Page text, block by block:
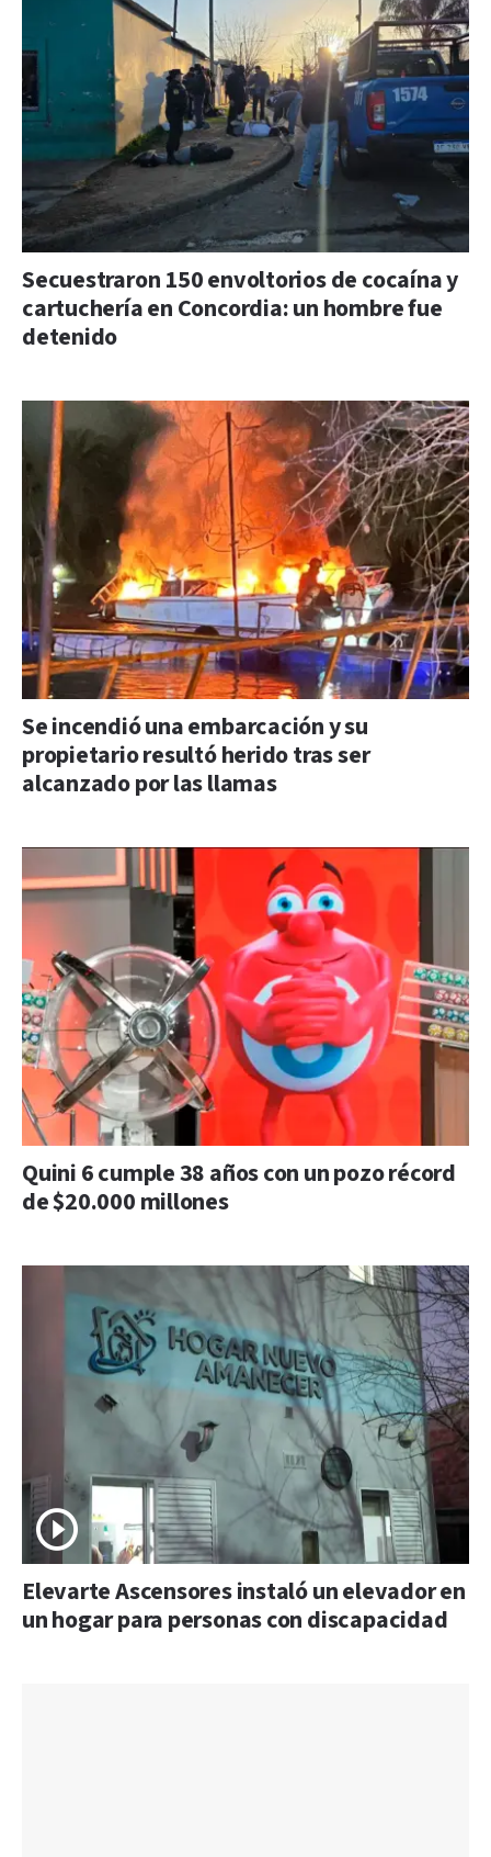
Secuestraron 150 envoltorios de cocaína y
cartuchería en Concordia: un hombre fue
detenido
Se incendió una embarcación y su
propietario resultó herido tras ser
alcanzado por las llamas
Quini 6 cumple 38 años con un pozo récord
de $20.000 millones
Elevarte Ascensores instaló un elevador en
un hogar para personas con discapacidad